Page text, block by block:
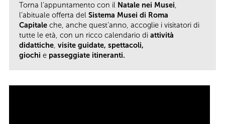
Torna l’appuntamento con il Natale nei Musei,
l’abituale offerta del Sistema Musei di Roma
Capitale che, anche quest’anno, accoglie i visitatori di
tutte le età, con un ricco calendario di attività
didattiche, visite guidate, spettacoli,
giochi e passeggiate itineranti.